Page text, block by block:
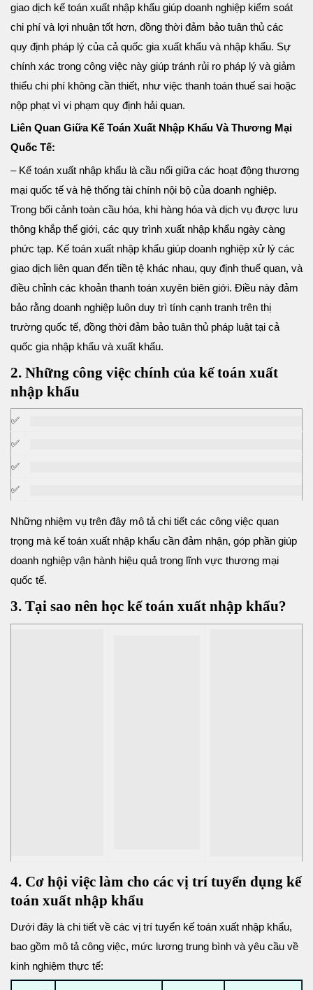
giao dịch kế toán xuất nhập khẩu giúp doanh nghiệp kiểm soát
chi phí và lợi nhuận tốt hơn, đồng thời đảm bảo tuân thủ các
quy định pháp lý của cả quốc gia xuất khẩu và nhập khẩu. Sự
chính xác trong công việc này giúp tránh rủi ro pháp lý và giảm
thiểu chi phí không cần thiết, như việc thanh toán thuế sai hoặc
nộp phạt vì vi phạm quy định hải quan.
Liên Quan Giữa Kế Toán Xuất Nhập Khẩu Và Thương Mại
Quốc Tế:
– Kế toán xuất nhập khẩu là cầu nối giữa các hoạt động thương
mại quốc tế và hệ thống tài chính nội bộ của doanh nghiệp.
Trong bối cảnh toàn cầu hóa, khi hàng hóa và dịch vụ được lưu
thông khắp thế giới, các quy trình xuất nhập khẩu ngày càng
phức tạp. Kế toán xuất nhập khẩu giúp doanh nghiệp xử lý các
giao dịch liên quan đến tiền tệ khác nhau, quy định thuế quan, và
điều chỉnh các khoản thanh toán xuyên biên giới. Điều này đảm
bảo rằng doanh nghiệp luôn duy trì tính cạnh tranh trên thị
trường quốc tế, đồng thời đảm bảo tuân thủ pháp luật tại cả
quốc gia nhập khẩu và xuất khẩu.
2. Những công việc chính của kế toán xuất
nhập khẩu
✅
✅
✅
✅
Những nhiệm vụ trên đây mô tả chi tiết các công việc quan
trọng mà kế toán xuất nhập khẩu cần đảm nhận, góp phần giúp
doanh nghiệp vận hành hiệu quả trong lĩnh vực thương mại
quốc tế.
3. Tại sao nên học kế toán xuất nhập khẩu?
4. Cơ hội việc làm cho các vị trí tuyển dụng kế
toán xuất nhập khẩu
Dưới đây là chi tiết về các vị trí tuyển kế toán xuất nhập khẩu,
bao gồm mô tả công việc, mức lương trung bình và yêu cầu về
kinh nghiệm thực tế: